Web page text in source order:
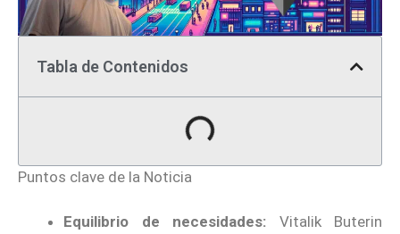
Tabla de Contenidos
Puntos clave de la Noticia
Equilibrio de necesidades: Vitalik Buterin